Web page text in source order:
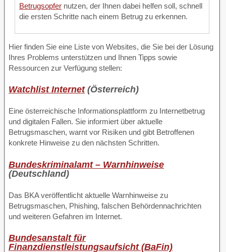
Betrugsopfer nutzen, der Ihnen dabei helfen soll, schnell
die ersten Schritte nach einem Betrug zu erkennen.
Hier finden Sie eine Liste von Websites, die Sie bei der Lösung
Ihres Problems unterstützen und Ihnen Tipps sowie
Ressourcen zur Verfügung stellen:
Watchlist Internet(Österreich)
Eine österreichische Informationsplattform zu Internetbetrug
und digitalen Fallen. Sie informiert über aktuelle
Betrugsmaschen, warnt vor Risiken und gibt Betroffenen
konkrete Hinweise zu den nächsten Schritten.
Bundeskriminalamt – Warnhinweise
(Deutschland)
Das BKA veröffentlicht aktuelle Warnhinweise zu
Betrugsmaschen, Phishing, falschen Behördennachrichten
und weiteren Gefahren im Internet.
Bundesanstalt für
Finanzdienstleistungsaufsicht (BaFin)